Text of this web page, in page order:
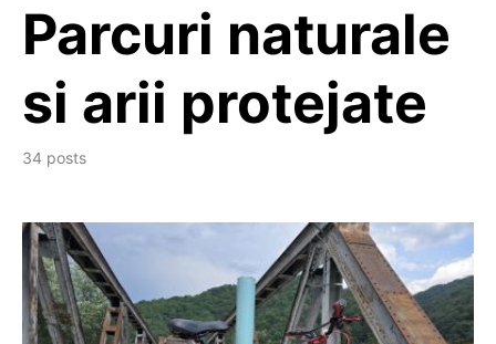
Parcuri naturale
si arii protejate
34 posts